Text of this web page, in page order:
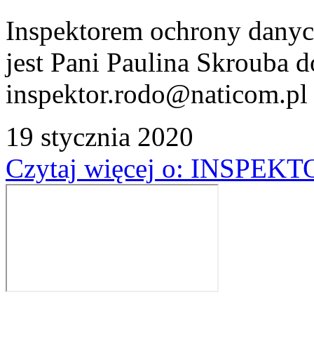
Inspektorem ochrony
jest Pani Paulina Skrouba
inspektor.rodo@naticom.pl
19 stycznia 2020
Czytaj więcej o: